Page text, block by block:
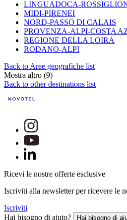
LINGUADOCA-
MIDI-PIRENEI
NORD-PASSO DI CALAIS
PROVENZA-ALPI-COSTA
REGIONE DELLA LOIRA
RODANO-ALPI
Back to Aree geografiche list
Mostra altro (9)
Back to other destinations list
Ricevi le nostre offerte esclusive
Iscriviti alla newsletter per ricevere le
Iscriviti
Hai bisogno di aiuto?
Hai bisogno di